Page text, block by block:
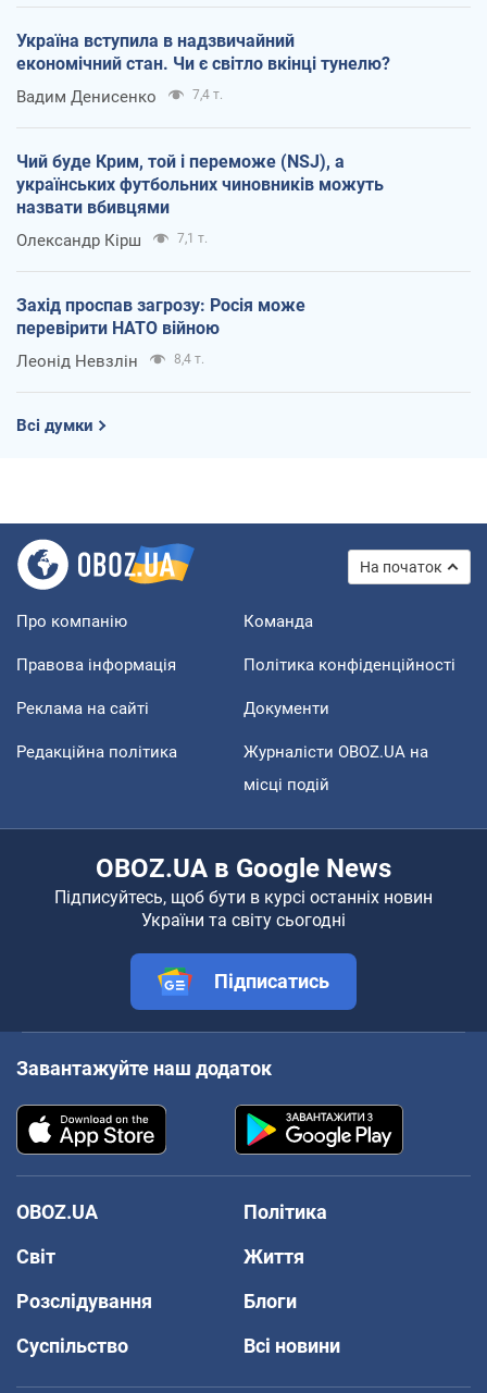
Україна вступила в надзвичайний
економічний стан. Чи є світло вкінці тунелю?
Вадим Денисенко 7,4 т.
Чий буде Крим, той і переможе (NSJ), а
українських футбольних чиновників можуть
назвати вбивцями
Олександр Кірш 7,1 т.
Захід проспав загрозу: Росія може
перевірити НАТО війною
Леонід Невзлін 8,4 т.
Всі думки
На початок
Про компанію Команда
Правова інформація Політика конфіденційності
Реклама на сайті Документи
Редакційна політика
Журналісти OBOZ.UA на
місці подій
OBOZ.UA в Google News
Підписуйтесь, щоб бути в курсі останніх новин
України та світу сьогодні
Підписатись
Завантажуйте наш додаток
OBOZ.UA
Політика
Світ
Життя
Розслідування
Блоги
Суспільство
Всі новини